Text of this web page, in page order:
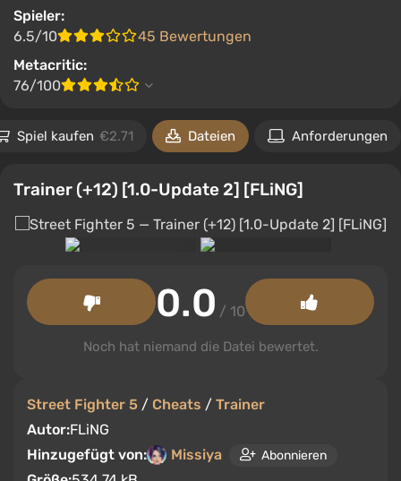
Spieler:
6.5/10
45 Bewertungen
Metacritic:
76/100
Spiel kaufen €2.71 Dateien Anforderungen
Trainer (+12) [1.0-Update 2] [FLiNG]
Street Fighter 5 / Cheats / Trainer
Autor:FLiNG
Hinzugefügt von:
Missiya Abonnieren
0.0 / 10
Noch hat niemand die Datei bewertet.